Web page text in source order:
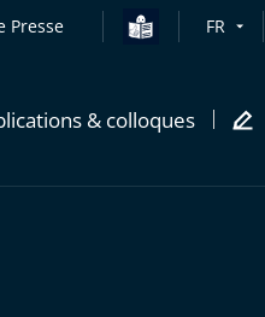
Presse FR
& colloques